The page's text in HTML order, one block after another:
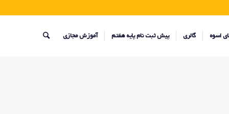
اسوه گالری پیش ثبت نام پایه هفتم آموزش مجازی